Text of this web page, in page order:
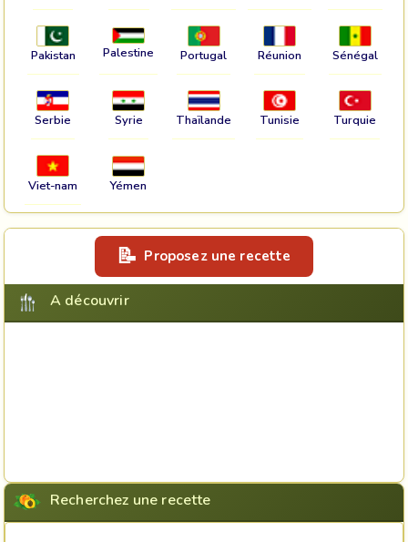
Pakistan Palestine Portugal Réunion Sénégal
Serbie Syrie Thaïlande Tunisie Turquie
Viet-nam Yémen
Proposez une recette
A découvrir
Recherchez une recette